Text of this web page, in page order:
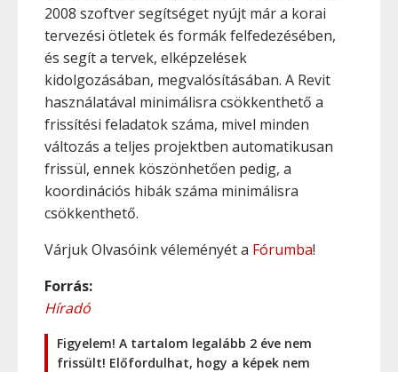
2008 szoftver segítséget nyújt már a korai
tervezési ötletek és formák felfedezésében,
és segít a tervek, elképzelések
kidolgozásában, megvalósításában. A Revit
használatával minimálisra csökkenthető a
frissítési feladatok száma, mivel minden
változás a teljes projektben automatikusan
frissül, ennek köszönhetően pedig, a
koordinációs hibák száma minimálisra
csökkenthető.
Várjuk Olvasóink véleményét a Fórumba!
Forrás:
Híradó
Figyelem! A tartalom legalább 2 éve nem
frissült! Előfordulhat, hogy a képek nem